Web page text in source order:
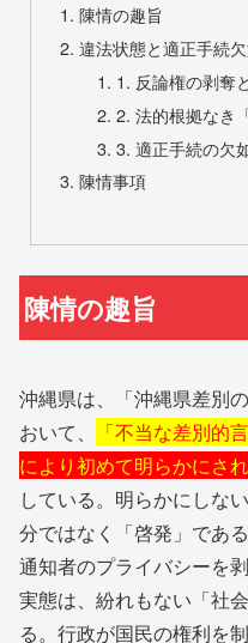
陳情の趣旨
違法状態と適正手続
1. 反論権の剥奪
2. 法的根拠なき
3. 適正手続の欠
陳情事項
陳情の趣旨
沖縄県は、「沖縄県差別
おいて、
「不当な差別的
により初めて明らかにさ
している。明らかにしな
分ではなく「啓発」であ
通知者のプライバシーを
実態は、紛れもない「社
る。行政が国民の権利を